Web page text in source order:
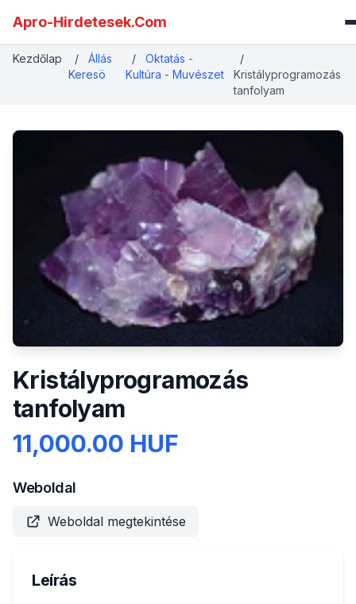
Apro-Hirdetesek.Com
Kezdőlap /
Állás
Keresö
/
Oktatás -
Kultúra - Muvészet
/
Kristályprogramozás
tanfolyam
Kristályprogramozás
tanfolyam
11,000.00 HUF
Weboldal
Weboldal megtekintése
Leírás